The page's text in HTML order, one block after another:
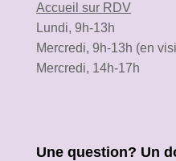
Accueil sur RDV
Lundi, 9h-13h
Mercredi, 9h-13h (en
Mercredi, 14h-17h
Une question? Un